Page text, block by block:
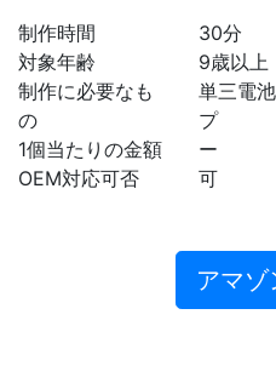
制作時間
30分
対象年齢
9歳以上
制作に必要なも
の
単三電
プ
1個当たりの金額
ー
OEM対応可否
可
アマゾ